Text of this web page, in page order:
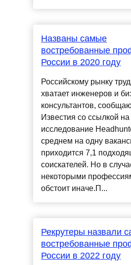
Названы самые
востребованные
России в 2020 году
Российскому рынку
хватает инженеров и
консультантов,
Известия со ссылкой на
исследование
среднем на одну
приходится 7,1
соискателей. Но в
некоторыми
обстоит иначе.П...
Рекрутеры назвали
востребованные
России в 2022 году